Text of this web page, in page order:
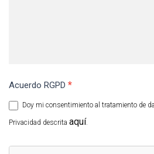
Acuerdo RGPD *
Privacidad descrita aquí